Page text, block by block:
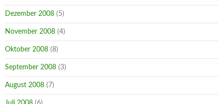
Dezember 2008 (5)
November 2008 (4)
Oktober 2008 (8)
September 2008 (3)
August 2008 (7)